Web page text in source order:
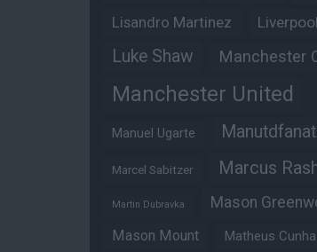
Lisandro Martinez Liverpool
Luke Shaw Manchester
Manchester United
Manuel Ugarte
Marcel Sabitzer Marcus
Martin Dubravka Mason
Mason Mount Matheus Cunha